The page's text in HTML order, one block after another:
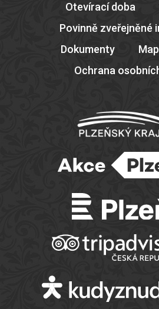
Otevírací doba
Povinně zveřejněné
Dokumenty
Ochrana